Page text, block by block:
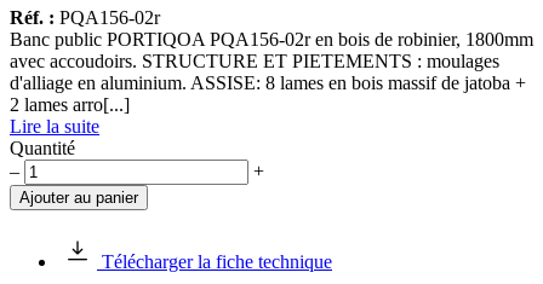
Réf. : PQA156-02r
Banc public PORTIQOA PQA156-02r en bois de robinier, 1800mm
avec accoudoirs. STRUCTURE ET PIETEMENTS : moulages
d'alliage en aluminium. ASSISE: 8 lames en bois massif de jatoba +
2 lames arro[...]
Lire la suite
Quantité
quantité
de
Banc
PORTIQOA
– +
Ajouter au panier
Télécharger la fiche technique